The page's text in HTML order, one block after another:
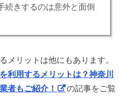
続きするのは意外と面倒
メリットは他にもあります。
利用するメリットは？神奈川
者もご紹介！
の記事をご覧